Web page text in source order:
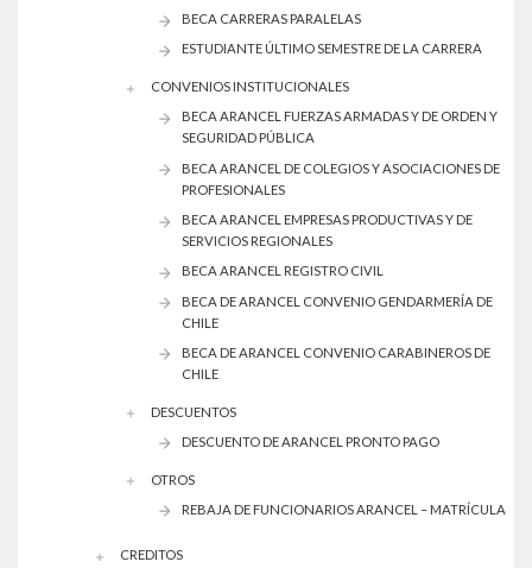
BECA CARRERAS PARALELAS
ESTUDIANTE ÚLTIMO SEMESTRE DE LA CARRERA
CONVENIOS INSTITUCIONALES
BECA ARANCEL FUERZAS ARMADAS Y DE ORDEN Y
SEGURIDAD PÚBLICA
BECA ARANCEL DE COLEGIOS Y ASOCIACIONES DE
PROFESIONALES
BECA ARANCEL EMPRESAS PRODUCTIVAS Y DE
SERVICIOS REGIONALES
BECA ARANCEL REGISTRO CIVIL
BECA DE ARANCEL CONVENIO GENDARMERÍA DE
CHILE
BECA DE ARANCEL CONVENIO CARABINEROS DE
CHILE
DESCUENTOS
DESCUENTO DE ARANCEL PRONTO PAGO
OTROS
REBAJA DE FUNCIONARIOS ARANCEL – MATRÍCULA
CREDITOS